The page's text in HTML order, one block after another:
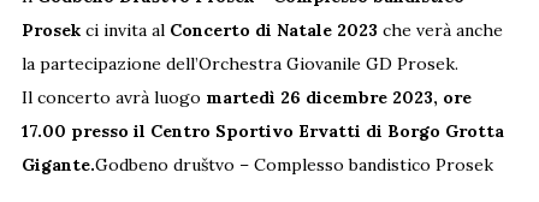
Prosekci invita al Concerto di Natale 2023 che verà anche
la partecipazione dell’Orchestra Giovanile GD Prosek.
Il concerto avrà luogo martedì 26 dicembre 2023, ore
17.00 presso il Centro Sportivo Ervatti di Borgo Grotta
Gigante.Godbeno društvo – Complesso bandistico Prosek